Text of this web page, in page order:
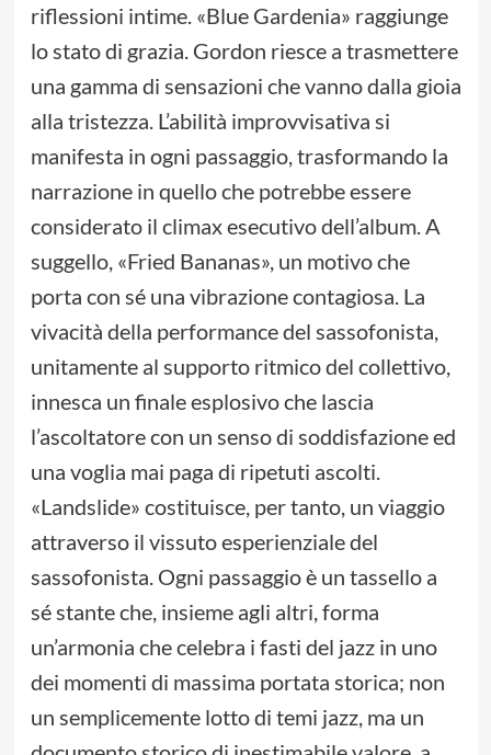
riflessioni intime. «Blue Gardenia» raggiunge
lo stato di grazia. Gordon riesce a trasmettere
una gamma di sensazioni che vanno dalla gioia
alla tristezza. L’abilità improvvisativa si
manifesta in ogni passaggio, trasformando la
narrazione in quello che potrebbe essere
considerato il climax esecutivo dell’album. A
suggello, «Fried Bananas», un motivo che
porta con sé una vibrazione contagiosa. La
vivacità della performance del sassofonista,
unitamente al supporto ritmico del collettivo,
innesca un finale esplosivo che lascia
l’ascoltatore con un senso di soddisfazione ed
una voglia mai paga di ripetuti ascolti.
«Landslide» costituisce, per tanto, un viaggio
attraverso il vissuto esperienziale del
sassofonista. Ogni passaggio è un tassello a
sé stante che, insieme agli altri, forma
un’armonia che celebra i fasti del jazz in uno
dei momenti di massima portata storica; non
un semplicemente lotto di temi jazz, ma un